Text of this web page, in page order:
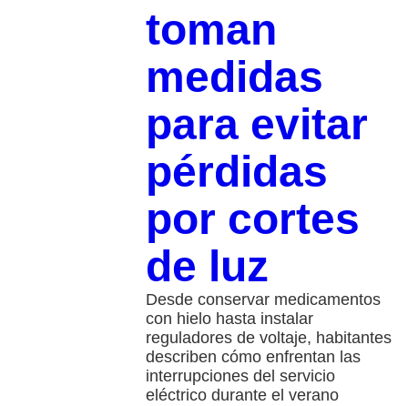
toman
medidas
para evitar
pérdidas
por cortes
de luz
Desde conservar medicamentos
con hielo hasta instalar
reguladores de voltaje, habitantes
describen cómo enfrentan las
interrupciones del servicio
eléctrico durante el verano